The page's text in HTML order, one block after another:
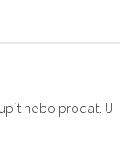
nebo prodat. U